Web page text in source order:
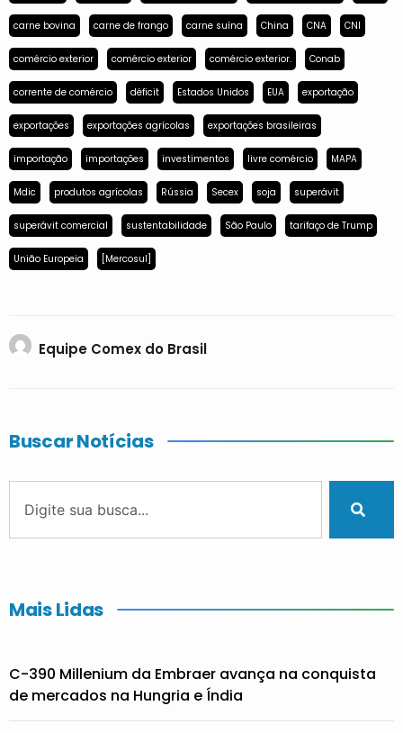
carne bovina carne de frango carne suína China CNA CNI
comércio exterior comércio exterior comércio exterior. Conab
corrente de comércio déficit Estados Unidos EUA exportação
exportações exportações agrícolas exportações brasileiras
importação importações investimentos livre comércio MAPA
Mdic produtos agrícolas Rússia Secex soja superávit
superávit comercial sustentabilidade São Paulo tarifaço de Trump
União Europeia [Mercosul]
Equipe Comex do Brasil
Buscar Notícias
Mais Lidas
C-390 Millenium da Embraer avança na conquista
de mercados na Hungria e Índia